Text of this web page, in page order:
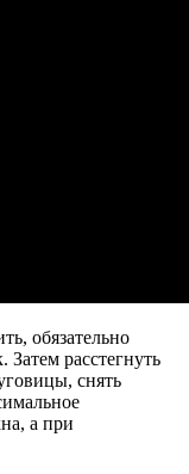
обязательно
расстегнуть
снять
а при